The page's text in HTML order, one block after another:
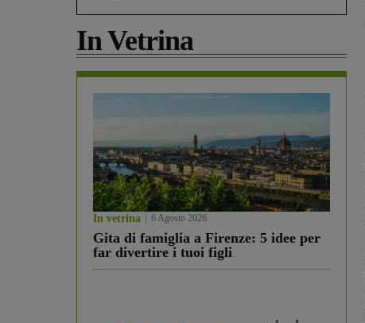
In Vetrina
In vetrina 6 Agosto 2026
Gita di famiglia a Firenze: 5 idee per
far divertire i tuoi figli